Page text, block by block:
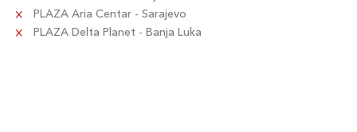
PLAZA Aria Centar - Sarajevo
PLAZA Delta Planet - Banja Luka